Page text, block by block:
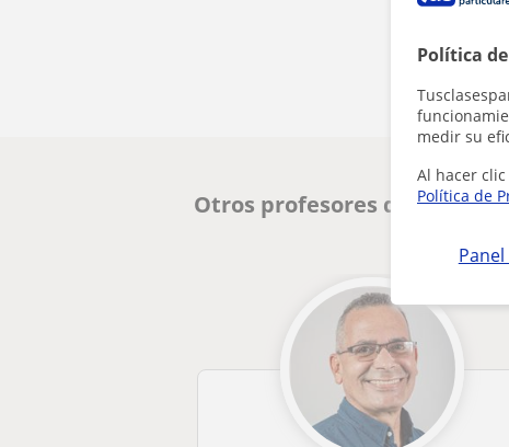
Política
medir su
Al hacer
Política de
Otros profesores de